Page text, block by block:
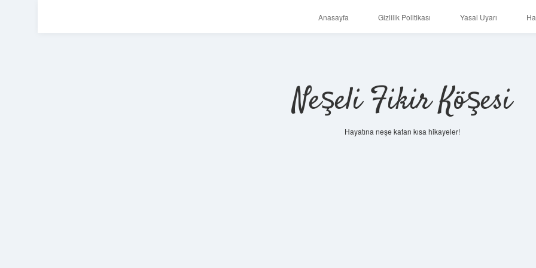
Anasayfa Gizlilik Politikası Yasal Uyarı
Neşeli Fikir Köşesi
Hayatına neşe katan kısa hikayeler!